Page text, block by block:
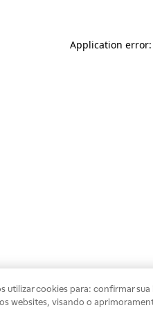
Application
utilizar cookies para: confirmar
websites, visando o